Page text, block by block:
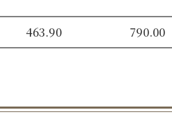
463.90 790.00